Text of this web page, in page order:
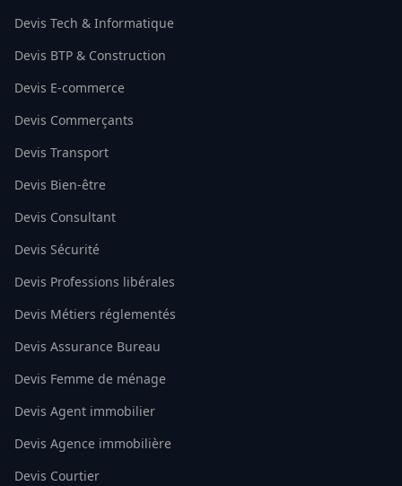
Devis Tech & Informatique
Devis BTP & Construction
Devis E-commerce
Devis Commerçants
Devis Transport
Devis Bien-être
Devis Consultant
Devis Sécurité
Devis Professions libérales
Devis Métiers réglementés
Devis Assurance Bureau
Devis Femme de ménage
Devis Agent immobilier
Devis Agence immobilière
Devis Courtier